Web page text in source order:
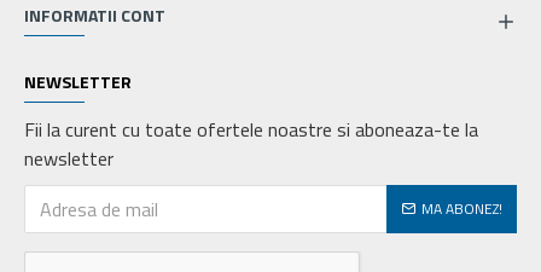
INFORMATII CONT
NEWSLETTER
Fii la curent cu toate ofertele noastre si aboneaza-te la
newsletter
MA ABONEZ!